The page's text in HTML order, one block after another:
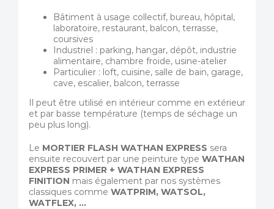
Bâtiment à usage collectif, bureau, hôpital,
laboratoire, restaurant, balcon, terrasse,
coursives
Industriel : parking, hangar, dépôt, industrie
alimentaire, chambre froide, usine-atelier
Particulier : loft, cuisine, salle de bain, garage,
cave, escalier, balcon, terrasse
Il peut être utilisé en intérieur comme en extérieur
et par basse température (temps de séchage un
peu plus long).
Le MORTIER FLASH WATHAN EXPRESS sera
ensuite recouvert par une peinture type WATHAN
EXPRESS PRIMER + WATHAN EXPRESS
FINITION mais également par nos systèmes
classiques comme WATPRIM, WATSOL,
WATFLEX, …